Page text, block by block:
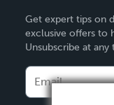
Deutsch
Français
Italiano
Español
Get expert tips on
exclusive offers to
Unsubscribe at any